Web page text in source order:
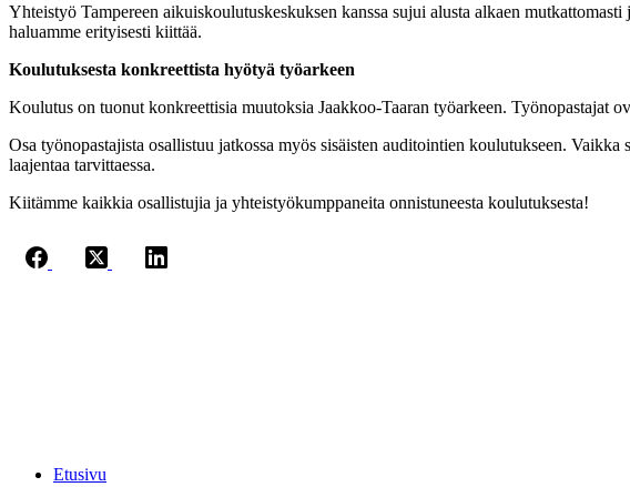
Yhteistyö Tampereen aikuiskoulutuskeskuksen kanssa sujui alusta alkaen
haluamme erityisesti kiittää.
Koulutuksesta konkreettista hyötyä työarkeen
Koulutus on tuonut konkreettisia muutoksia Jaakkoo-Taaran työarkeen. Työnopastajat
Osa työnopastajista osallistuu jatkossa myös sisäisten auditointien koulutukseen.
laajentaa tarvittaessa.
Kiitämme kaikkia osallistujia ja yhteistyökumppaneita onnistuneesta koulutuksesta!
Etusivu